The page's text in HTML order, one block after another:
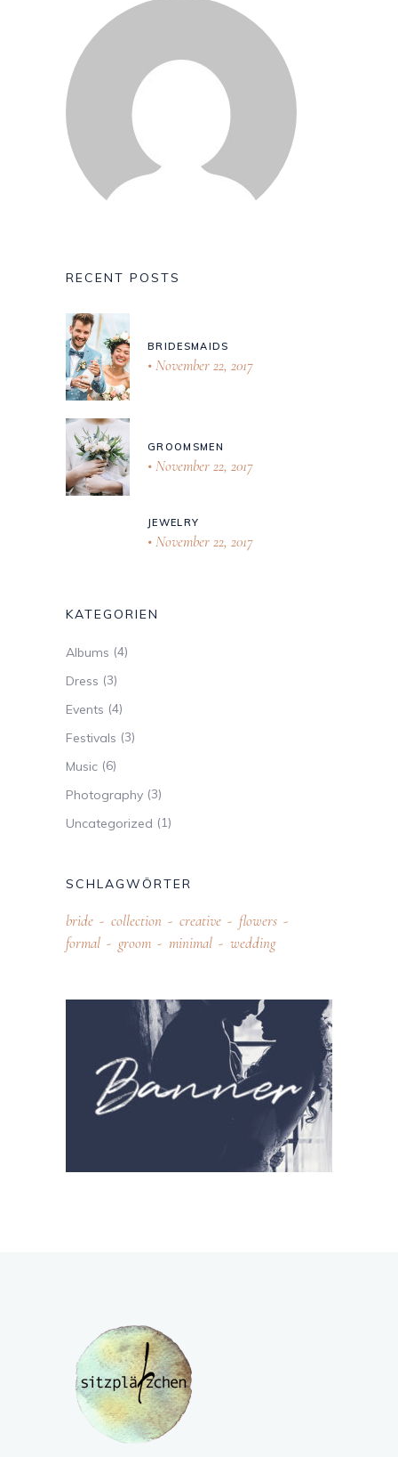
RECENT POSTS
BRIDESMAIDS
November 22, 2017
GROOMSMEN
November 22, 2017
JEWELRY
November 22, 2017
KATEGORIEN
Albums (4)
Dress (3)
Events (4)
Festivals (3)
Music (6)
Photography (3)
Uncategorized (1)
SCHLAGWÖRTER
bride collection creative
flowers
formal
groom minimal wedding